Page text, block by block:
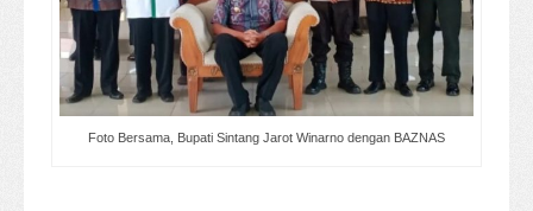
Foto Bersama, Bupati Sintang Jarot Winarno dengan BAZNAS